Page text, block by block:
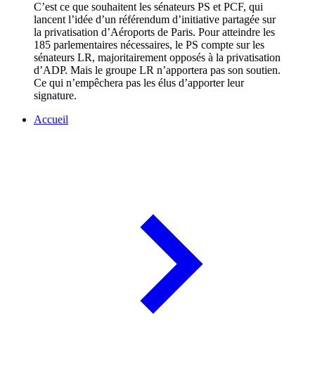
C’est ce que souhaitent les sénateurs PS et PCF, qui
lancent l’idée d’un référendum d’initiative partagée sur
la privatisation d’Aéroports de Paris. Pour atteindre les
185 parlementaires nécessaires, le PS compte sur les
sénateurs LR, majoritairement opposés à la privatisation
d’ADP. Mais le groupe LR n’apportera pas son soutien.
Ce qui n’empêchera pas les élus d’apporter leur
signature.
Accueil